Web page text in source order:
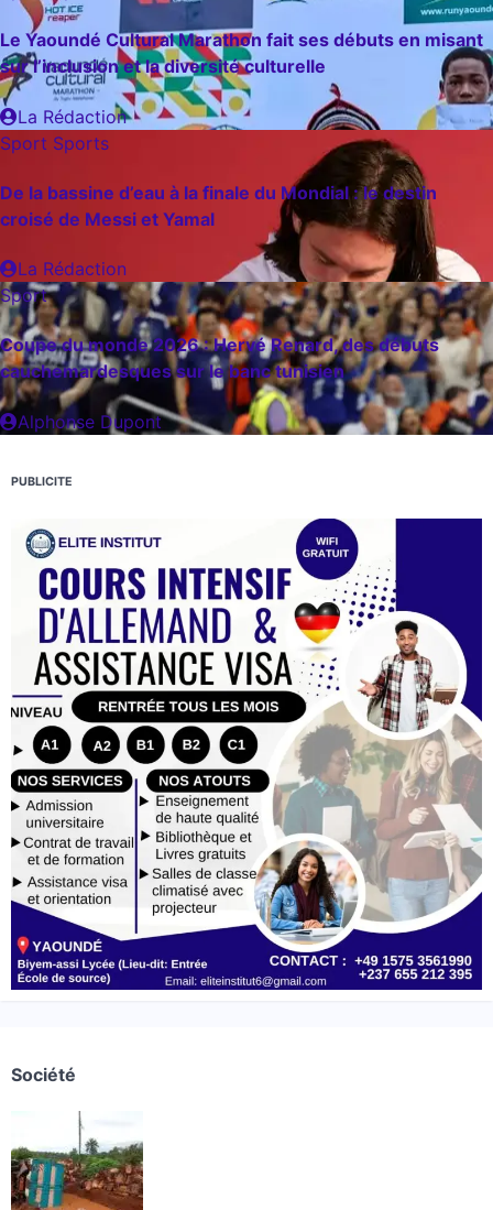
Le Yaoundé Cultural Marathon fait ses débuts en misant
sur l’inclusion et la diversité culturelle
La Rédaction
Sport Sports
De la bassine d’eau à la finale du Mondial : le destin
croisé de Messi et Yamal
La Rédaction
Sport
Coupe du monde 2026 : Hervé Renard, des débuts
cauchemardesques sur le banc tunisien
Alphonse Dupont
PUBLICITE
Société